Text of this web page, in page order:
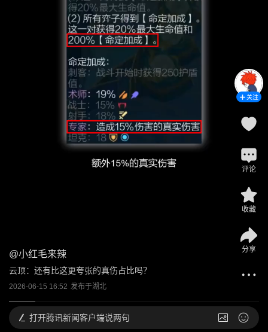
@小红毛来辣
云顶：还有比这更夸张的真伤占比吗？
2026-06-15 16:52 发布于湖北
关注
评论
收藏
分享
打开腾讯新闻客户端说两句